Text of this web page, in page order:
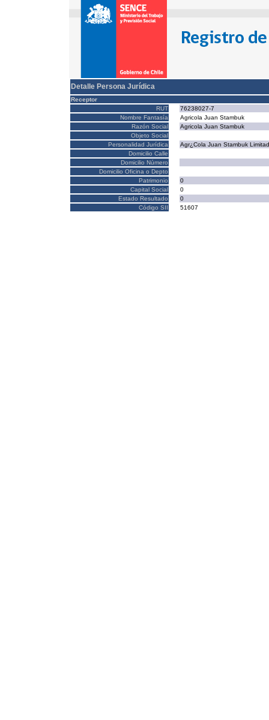
Detalle Persona Jurídica
Receptor
RUT
76238027-7
Nombre Fantasía
Agricola Juan Stambuk
Razón Social
Agricola Juan Stambuk
Objeto Social
Personalidad Jurídica
Agr¿Cola Juan Stambuk
Domicilio Calle
Domicilio Número
Domicilio Oficina o Depto
Patrimonio
0
Capital Social
0
Estado Resultado
0
Código SII
51607